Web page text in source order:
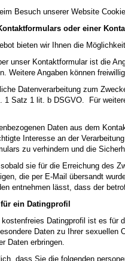
Besuch unserer Website
oder einer
bieten wir Ihnen die
unser Kontaktformular ist die
Weitere Angaben können
Datenverarbeitung zum
1 Satz 1 lit. b DSGVO. Für
Daten aus dem
Interesse an der
zu verhindern und die
sie für die Erreichung des
die per E-Mail übersandt
entnehmen lässt, dass der
ein Datingprofil
Datingprofil ist es für
Daten zu Ihrer
Daten erbringen.
dass Sie die folgenden